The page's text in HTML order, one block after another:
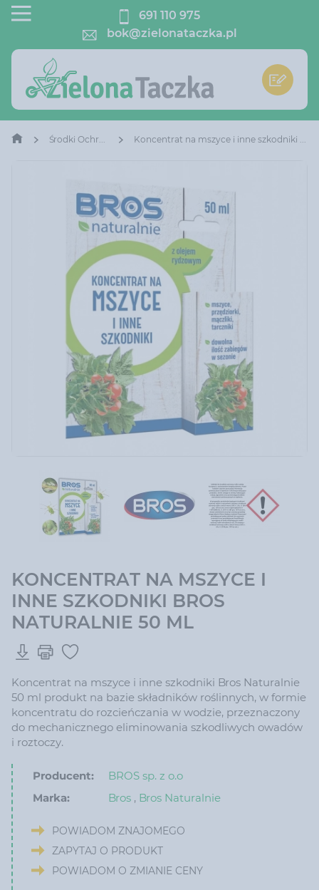
691 110 975
bok@zielonataczka.pl
Środki Ochrony Roślin Koncentrat na mszyce i inne szkodniki Bros Naturalnie 50 ml
KONCENTRAT NA MSZYCE I
INNE SZKODNIKI BROS
NATURALNIE 50 ML
Koncentrat na mszyce i inne szkodniki Bros Naturalnie
50 ml produkt na bazie składników roślinnych, w formie
koncentratu do rozcieńczania w wodzie, przeznaczony
do mechanicznego eliminowania szkodliwych owadów
i roztoczy.
Producent:
BROS sp. z o.o
Marka:
Bros , Bros Naturalnie
POWIADOM ZNAJOMEGO
ZAPYTAJ O PRODUKT
POWIADOM O ZMIANIE CENY